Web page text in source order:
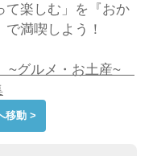
て楽しむ」を『おか
満喫しよう！
~グルメ・お土産~
移動 >